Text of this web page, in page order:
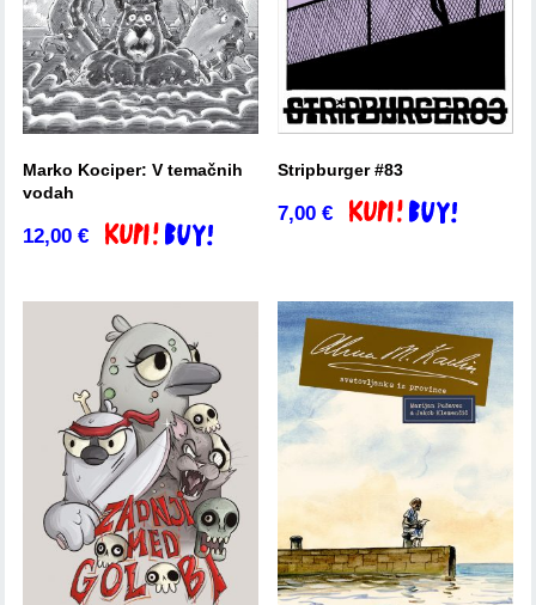
Marko Kociper: V temačnih
vodah
12,00€ Dodaj v košarico
Stripburger #83
7,00€ Dodaj v košarico